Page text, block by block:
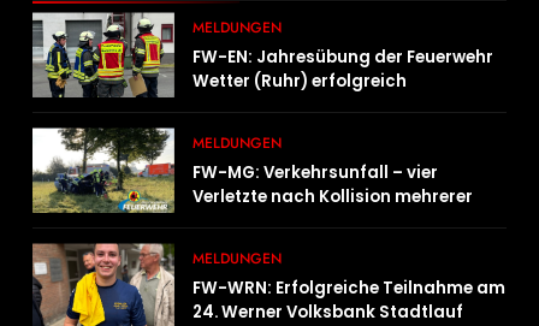
MELDUNGEN
FW-EN: Jahresübung der Feuerwehr
Wetter (Ruhr) erfolgreich
MELDUNGEN
FW-MG: Verkehrsunfall – vier
Verletzte nach Kollision mehrerer
MELDUNGEN
FW-WRN: Erfolgreiche Teilnahme am
24. Werner Volksbank Stadtlauf